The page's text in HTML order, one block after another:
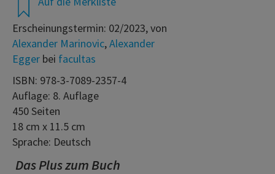
Erscheinungstermin: 02/2023, von
Alexander Marinovic,Alexander
Egger bei facultas
ISBN: 978-3-7089-2357-4
Auflage: 8. Auflage
450 Seiten
18 cm x 11.5 cm
Sprache: Deutsch
Das Plus zum Buch